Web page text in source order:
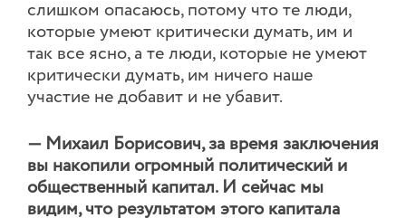
слишком опасаюсь, потому что те люди,
которые умеют критически думать, им и
так все ясно, а те люди, которые не умеют
критически думать, им ничего наше
участие не добавит и не убавит.
— Михаил Борисович, за время заключения
вы накопили огромный политический и
общественный капитал. И сейчас мы
видим, что результатом этого капитала